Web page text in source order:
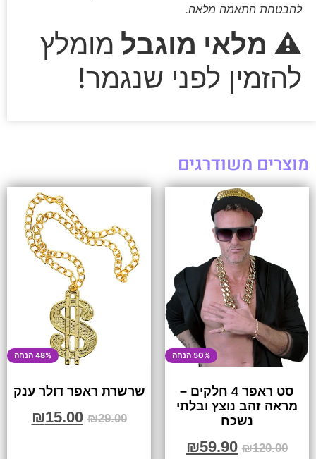
להבטחת התאמה מלאה.
⚠ מלאי מוגבל מומלץ
להזמין לפני שנגמר!
מוצרים משודרגים
50% הנחה
סט ראפר 4 חלקים –
מראה זהב נוצץ ובלתי
נשכח
₪120.00
₪59.90
48% הנחה
שרשרת ראפר דולר ענק
₪29.00
₪15.00